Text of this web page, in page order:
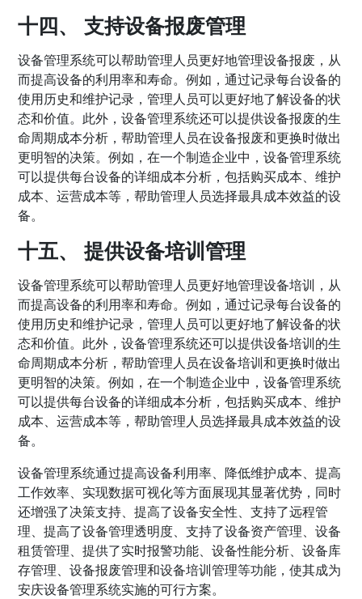
十四、 支持设备报废管理
设备管理系统可以帮助管理人员更好地管理设备报废，从
而提高设备的利用率和寿命。例如，通过记录每台设备的
使用历史和维护记录，管理人员可以更好地了解设备的状
态和价值。此外，设备管理系统还可以提供设备报废的生
命周期成本分析，帮助管理人员在设备报废和更换时做出
更明智的决策。例如，在一个制造企业中，设备管理系统
可以提供每台设备的详细成本分析，包括购买成本、维护
成本、运营成本等，帮助管理人员选择最具成本效益的设
备。
十五、 提供设备培训管理
设备管理系统可以帮助管理人员更好地管理设备培训，从
而提高设备的利用率和寿命。例如，通过记录每台设备的
使用历史和维护记录，管理人员可以更好地了解设备的状
态和价值。此外，设备管理系统还可以提供设备培训的生
命周期成本分析，帮助管理人员在设备培训和更换时做出
更明智的决策。例如，在一个制造企业中，设备管理系统
可以提供每台设备的详细成本分析，包括购买成本、维护
成本、运营成本等，帮助管理人员选择最具成本效益的设
备。
设备管理系统通过提高设备利用率、降低维护成本、提高
工作效率、实现数据可视化等方面展现其显著优势，同时
还增强了决策支持、提高了设备安全性、支持了远程管
理、提高了设备管理透明度、支持了设备资产管理、设备
租赁管理、提供了实时报警功能、设备性能分析、设备库
存管理、设备报废管理和设备培训管理等功能，使其成为
安庆设备管理系统实施的可行方案。